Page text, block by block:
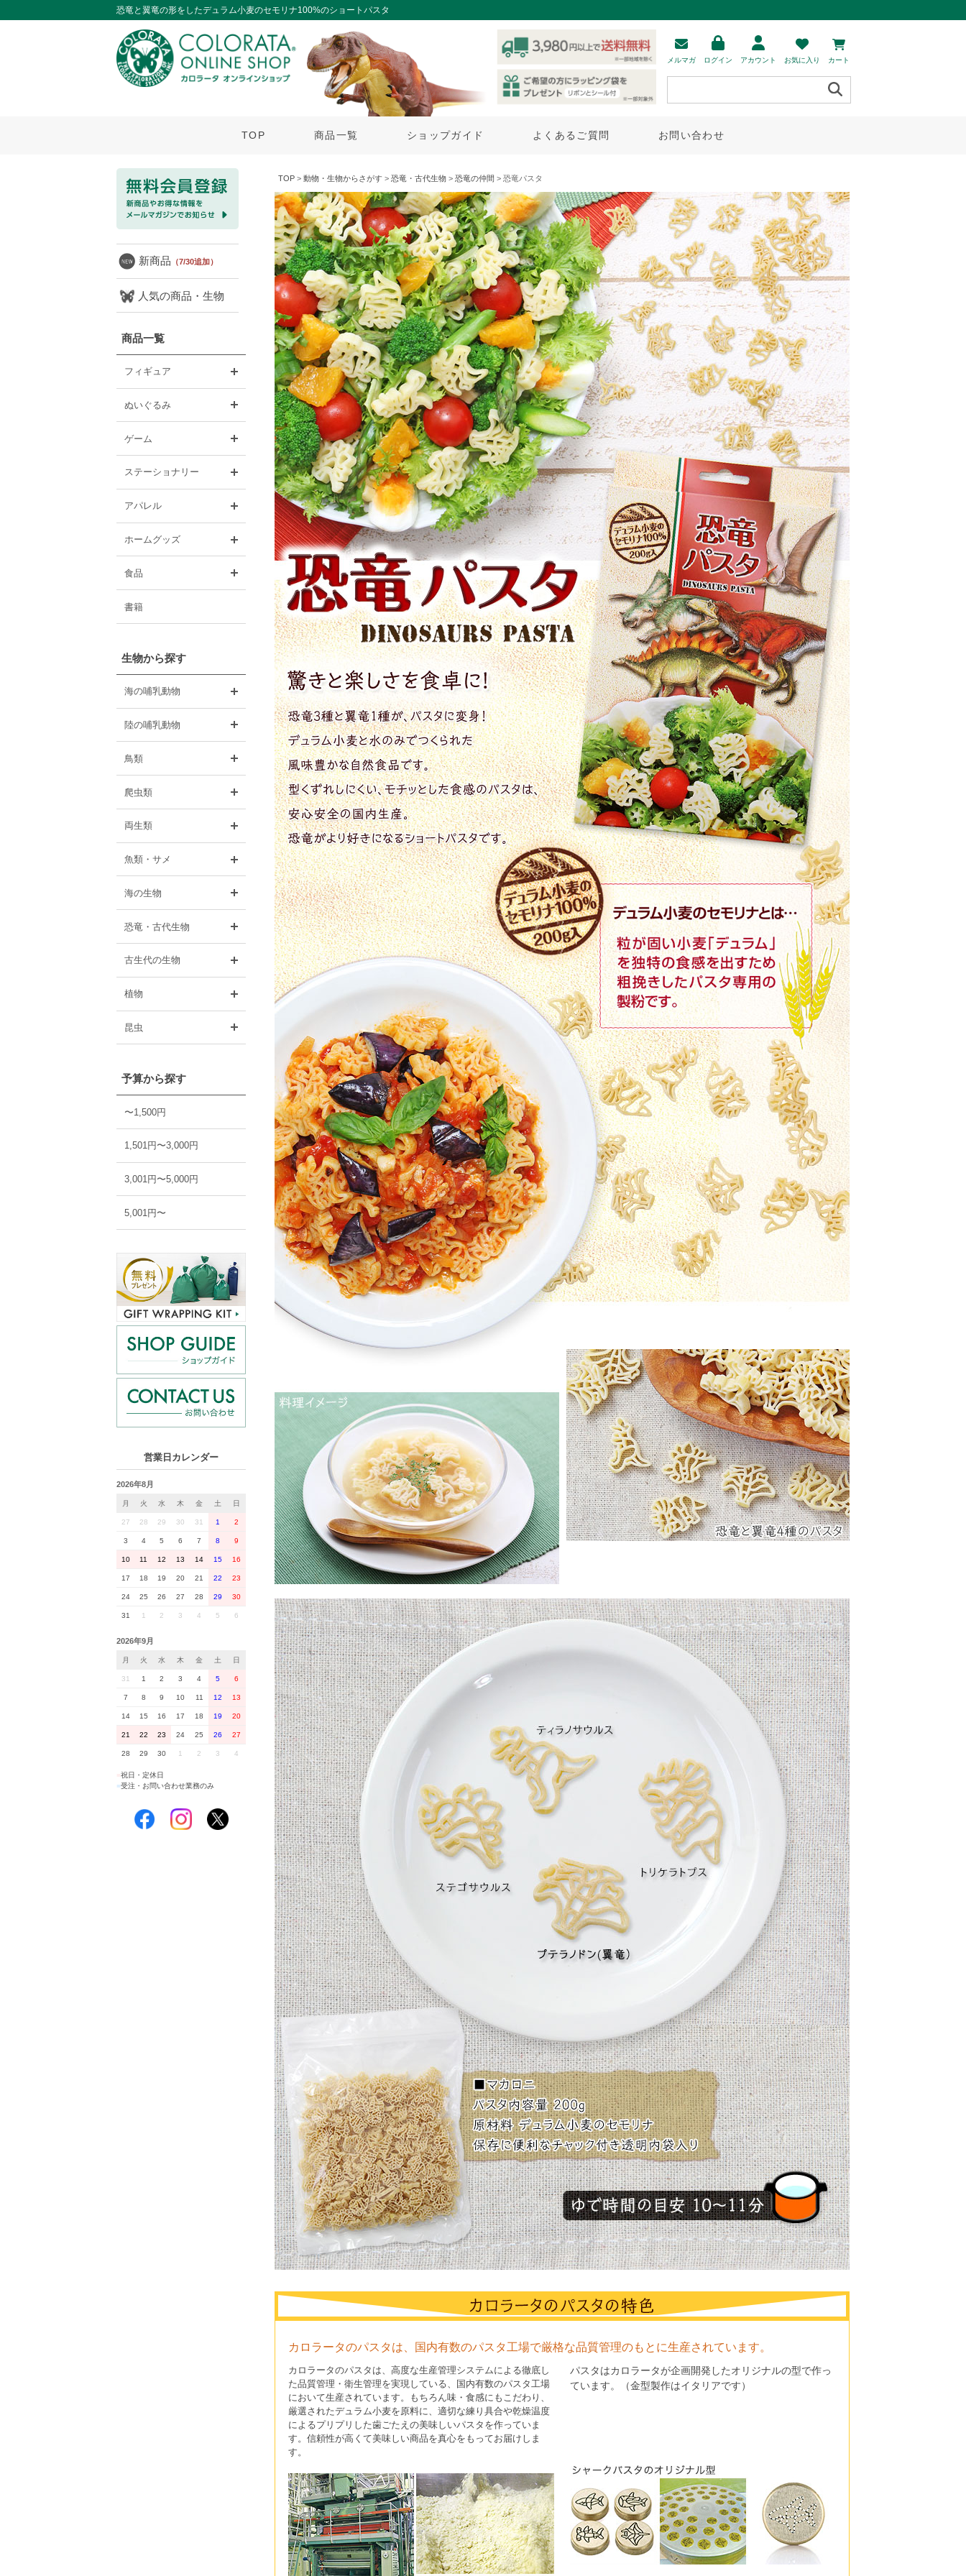
恐竜と翼竜の形をしたデュラム小麦のセモリナ100%のショートパスタ
メルマガ ログイン アカウント お気に入り カート
TOP 商品一覧 ショップガイド よくあるご質問 お問い合わせ
新商品 （7/30追加）
人気の商品・生物
商品一覧
フィギュア
ぬいぐるみ
ゲーム
ステーショナリー
アパレル
ホームグッズ
食品
書籍
生物から探す
海の哺乳動物
陸の哺乳動物
鳥類
爬虫類
両生類
魚類・サメ
海の生物
恐竜・古代生物
古生代の生物
植物
昆虫
予算から探す
〜1,500円
1,501円〜3,000円
3,001円〜5,000円
5,001円〜
営業日カレンダー
2026年8月
月 火 水 木 金 土 日
27 28 29 30 31 1 2
3 4 5 6 7 8 9
10 11 12 13 14 15 16
17 18 19 20 21 22 23
24 25 26 27 28 29 30
31 1 2 3 4 5 6
2026年9月
月 火 水 木 金 土 日
31 1 2 3 4 5 6
7 8 9 10 11 12 13
14 15 16 17 18 19 20
21 22 23 24 25 26 27
28 29 30 1 2 3 4
祝日・定休日
■受注・お問い合わせ業務のみ
TOP > 動物・生物からさがす > 恐竜・古代生物 > 恐竜の仲間 > 恐竜パスタ
カロラータのパスタは、国内有数のパスタ工場で厳格な品質管理のもとに生産されています。
カロラータのパスタは、高度な生産管理システムによる徹底し
た品質管理・衛生管理を実現している、国内有数のパスタ工場
において生産されています。もちろん味・食感にもこだわり、
厳選されたデュラム小麦を原料に、適切な練り具合や乾燥温度
によるプリプリした歯ごたえの美味しいパスタを作っていま
す。信頼性が高くて美味しい商品を真心をもってお届けしま
す。
パスタはカロラータが企画開発したオリジナルの型で作っ
ています。（金型製作はイタリアです）